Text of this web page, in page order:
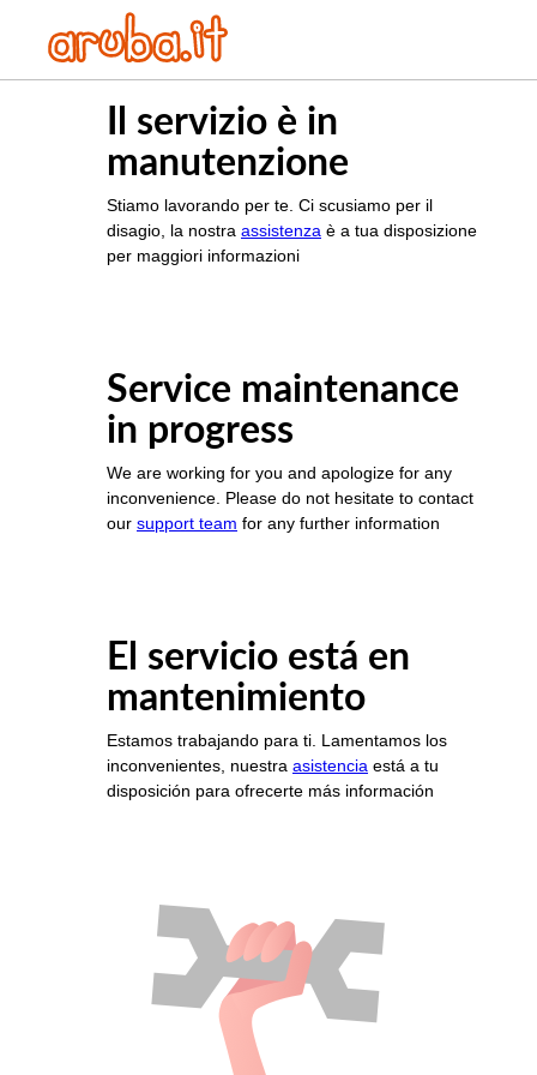
Il servizio è in
manutenzione
Stiamo lavorando per te. Ci scusiamo per il
disagio, la nostra assistenza è a tua disposizione
per maggiori informazioni
Service maintenance
in progress
We are working for you and apologize for any
inconvenience. Please do not hesitate to contact
our support team for any further information
El servicio está en
mantenimiento
Estamos trabajando para ti. Lamentamos los
inconvenientes, nuestra asistencia está a tu
disposición para ofrecerte más información